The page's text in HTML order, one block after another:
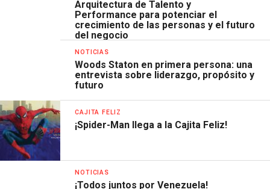
Arquitectura de Talento y
Performance para potenciar el
crecimiento de las personas y el futuro
del negocio
NOTICIAS
Woods Staton en primera persona: una
entrevista sobre liderazgo, propósito y
futuro
CAJITA FELIZ
¡Spider-Man llega a la Cajita Feliz!
NOTICIAS
¡Todos juntos por Venezuela!